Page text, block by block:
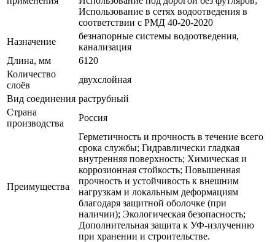
Использование в сетях водоотведения в
соответствии с РМД 40-20-2020
Назначение
безнапорные системы водоотведения,
канализация
Длина, мм
6120
Количество
слоёв
двухслойная
Вид соединения раструбный
Страна
производства
Россия
Преимущества
Герметичность и прочность в течение всего
срока службы; Гидравлически гладкая
внутренняя поверхность; Химическая и
коррозионная стойкость; Повышенная
прочность и устойчивость к внешним
нагрузкам и локальным деформациям
благодаря защитной оболочке (при
наличии); Экологическая безопасность;
Дополнительная защита к УФ-излучению
при хранении и строительстве.